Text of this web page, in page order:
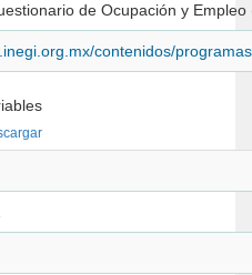
de Ocupación y
contenidos/